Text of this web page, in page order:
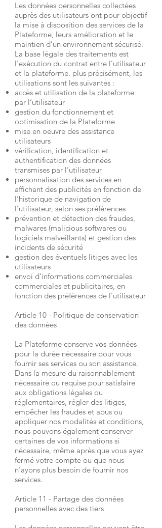
Les données personnelles collectées
auprès des utilisateurs ont pour objectif
la mise à disposition des services de la
Plateforme, leurs amélioration et le
maintien d’un environnement sécurisé.
La base légale des traitements est
l'exécution du contrat entre l’utilisateur
et la plateforme. plus précisément, les
utilisations sont les suivantes :
accès et utilisation de la plateforme
par l’utilisateur
gestion du fonctionnement et
optimisation de la Plateforme
mise en oeuvre des assistance
utilisateurs
vérification, identification et
authentification des données
transmises par l’utilisateur
personnalisation des services en
affichant des publicités en fonction de
l’historique de navigation de
l’utilisateur, selon ses préférences
prévention et détection des fraudes,
malwares (malicious softwares ou
logiciels malveillants) et gestion des
incidents de sécurité
gestion des éventuels litiges avec les
utilisateurs
envoi d’informations commerciales
commerciales et publicitaires, en
fonction des préférences de l’utilisateur
Article 10 - Politique de conservation
des données
La Plateforme conserve vos données
pour la durée nécessaire pour vous
fournir ses services ou son assistance.
Dans la mesure du raisonnablement
nécessaire ou requise pour satisfaire
aux obligations légales ou
réglementaires, régler des litiges,
empêcher les fraudes et abus ou
appliquer nos modalités et conditions,
nous pouvons également conserver
certaines de vos informations si
nécessaire, même après que vous ayez
fermé votre compte ou que nous
n’ayons plus besoin de fournir nos
services.
Article 11 - Partage des données
personnelles avec des tiers